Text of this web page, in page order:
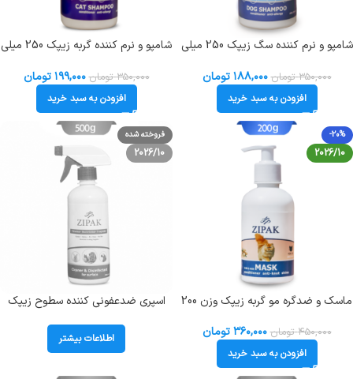
شامپو و نرم کننده سگ زیپک 250 میلی
۳۵۰,۰۰۰ تومان ۱۸۸,۰۰۰ تومان
افزودن به سبد خرید
شامپو و نرم کننده گربه زیپک 250 میلی
۳۵۰,۰۰۰ تومان ۱۹۹,۰۰۰ تومان
افزودن به سبد خرید
-20%
2026/10
ماسک و ضدگره مو گربه زیپک وزن 200
۴۵۰,۰۰۰ تومان ۳۶۰,۰۰۰ تومان
افزودن به سبد خرید
فروخته شده
2026/10
اسپری ضدعفونی کننده سطوح زیپک
Disinfectant for surfaces
اطلاعات بیشتر